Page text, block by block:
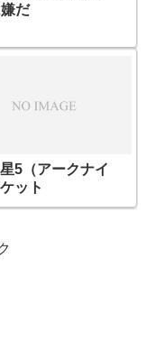
だ
5（アークナイ
ット